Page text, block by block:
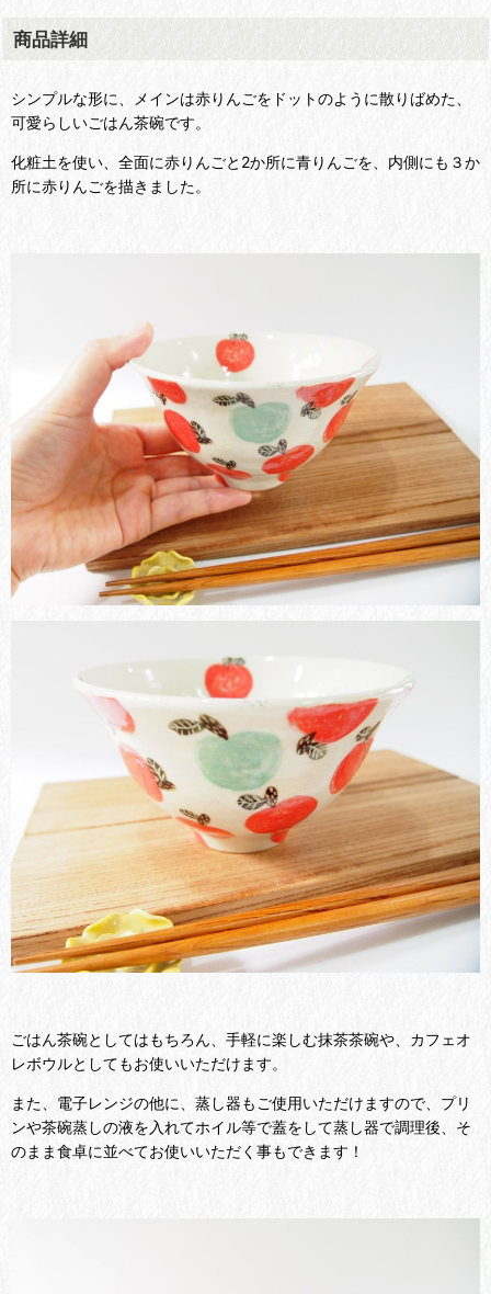
商品詳細
シンプルな形に、メインは赤りんごをドットのように散りばめた、
可愛らしいごはん茶碗です。
化粧土を使い、全面に赤りんごと2か所に青りんごを、内側にも３か
所に赤りんごを描きました。
ごはん茶碗としてはもちろん、手軽に楽しむ抹茶茶碗や、カフェオ
レボウルとしてもお使いいただけます。
また、電子レンジの他に、蒸し器もご使用いただけますので、プリ
ンや茶碗蒸しの液を入れてホイル等で蓋をして蒸し器で調理後、そ
のまま食卓に並べてお使いいただく事もできます！